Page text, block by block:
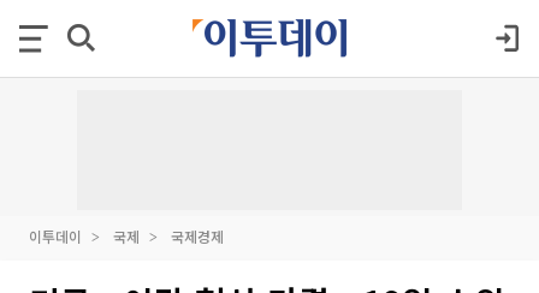
이투데이 국제 국제경제